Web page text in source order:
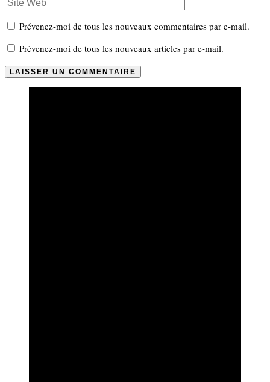
Prévenez-moi de tous les nouveaux commentaires par e-mail.
Prévenez-moi de tous les nouveaux articles par e-mail.